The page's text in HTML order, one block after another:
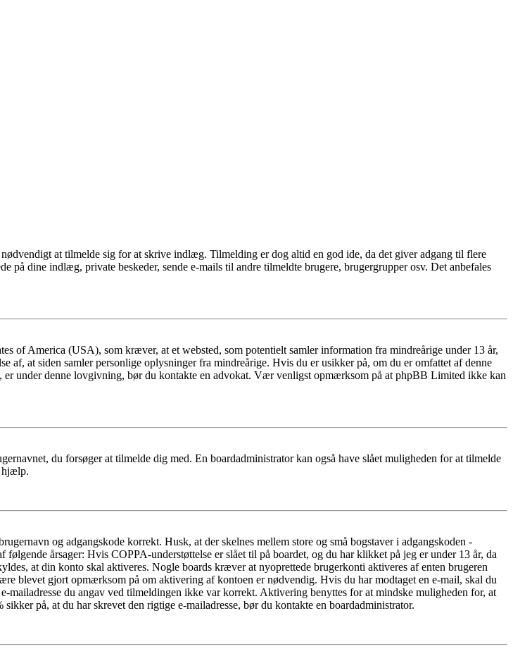
at tilmelde sig for at skrive indlæg. Tilmelding er dog altid en god ide, da det giver adgang til flere
dine indlæg, private beskeder, sende e-mails til andre tilmeldte brugere, brugergrupper osv. Det anbefales
of America (USA), som kræver, at et websted, som potentielt samler information fra mindreårige under 13 år,
af, at siden samler personlige oplysninger fra mindreårige. Hvis du er usikker på, om du er omfattet af denne
under denne lovgivning, bør du kontakte en advokat. Vær venligst opmærksom på at phpBB Limited ikke kan
du forsøger at tilmelde dig med. En boardadministrator kan også have slået muligheden for at tilmelde
hjælp.
og adgangskode korrekt. Husk, at der skelnes mellem store og små bogstaver i adgangskoden -
årsager: Hvis COPPA-understøttelse er slået til på boardet, og du har klikket på jeg er under 13 år, da
at din konto skal aktiveres. Nogle boards kræver at nyoprettede brugerkonti aktiveres af enten brugeren
blevet gjort opmærksom på om aktivering af kontoen er nødvendig. Hvis du har modtaget en e-mail, skal du
du angav ved tilmeldingen ikke var korrekt. Aktivering benyttes for at mindske muligheden for, at
på, at du har skrevet den rigtige e-mailadresse, bør du kontakte en boardadministrator.